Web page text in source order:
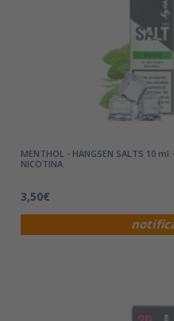
MENTHOL - HANGSEN SALTS 10
NICOTINA
3,50€